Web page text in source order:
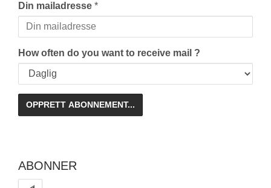
Din mailadresse *
How often do you want to receive mail ?
ABONNER